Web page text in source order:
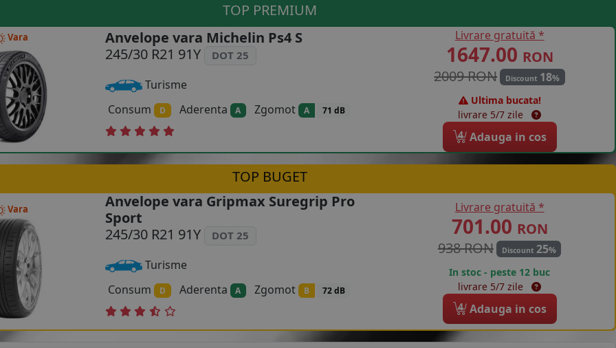
TOP PREMIUM
Vara
Anvelope vara Michelin Ps4 S
245/30 R21 91Y
DOT 25
Turisme
Consum
D Aderenta A Zgomot A 71 dB
Livrare gratuită *
1647.00 RON
2009 RON
Discount 18%
Ultima bucata!
livrare 5/7 zile
4 Adauga in cos
TOP BUGET
Vara
Anvelope vara Gripmax Suregrip Pro
Sport
245/30 R21 91Y
DOT 25
Turisme
Consum
D Aderenta A Zgomot B 72 dB
Livrare gratuită *
701.00 RON
938 RON
Discount 25%
In stoc - peste 12 buc
livrare 5/7 zile
4 Adauga in cos